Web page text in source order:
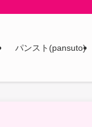
パンスト(pansuto)